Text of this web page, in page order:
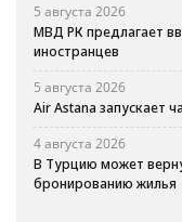
5 августа 2026
МВД РК предлагает
иностранцев
5 августа 2026
Air Astana запускает
4 августа 2026
В Турцию может
бронированию жилья